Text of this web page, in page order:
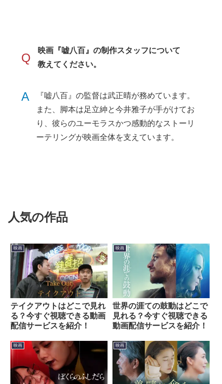
Q
映画『嘘八百』の制作スタッフについて
教えてください。
A
『嘘八百』の監督は武正晴が務めています。
また、脚本は足立紳と今井雅子が手がけてお
り、彼らのユーモラスかつ感動的なストーリ
ーテリングが映画全体を支えています。
人気の作品
映画
テイクアウトはどこで見れ
る？今すぐ視聴できる動画
配信サービスを紹介！
映画
世界の涯ての鼓動はどこで
見れる？今すぐ視聴できる
動画配信サービスを紹介！
映画 映画